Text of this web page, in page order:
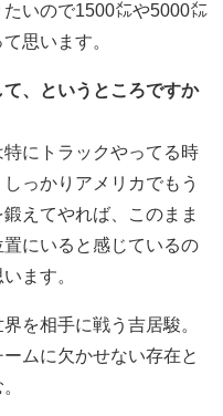
いので1500㍍や5000㍍
思います。
、というところですか
にトラックやってる時
っかりアメリカでもう
えてやれば、このまま
置にいると感じているの
ます。
を相手に戦う吉居駿。
ムに欠かせない存在と